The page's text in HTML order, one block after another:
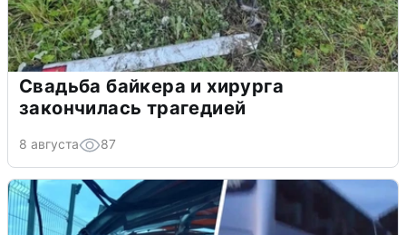
Свадьба байкера и хирурга
закончилась трагедией
8 августа 87